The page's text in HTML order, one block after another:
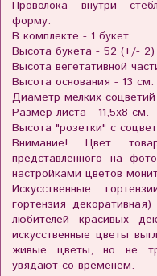
Проволока внутри
форму.
В комплекте - 1 букет.
Высота букета - 52 (+/-
Высота вегетативной
Высота основания - 13 см.
Диаметр мелких
Размер листа - 11,5х8 см.
Высота "розетки" с
Внимание! Цвет
представленного на
настройками цветов
Искусственные
гортензия
любителей красивых
искусственные цветы
живые цветы, но не
увядают со временем.